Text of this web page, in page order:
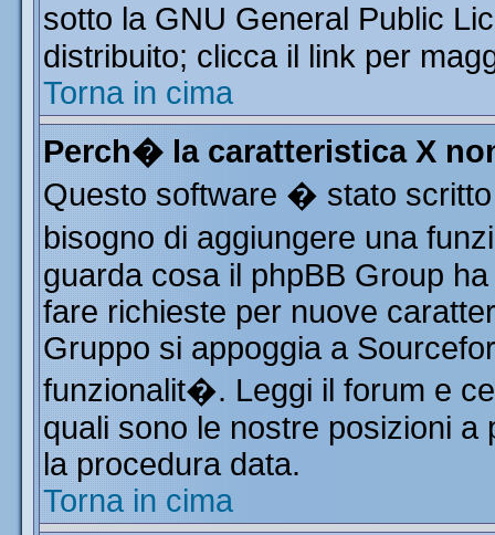
sotto la GNU General Public
distribuito; clicca il link per
Torna in cima
Perch� la caratteristica X
Questo software � stato
bisogno di aggiungere una
guarda cosa il phpBB Group
fare richieste per nuove
Gruppo si appoggia a
funzionalit�. Leggi il forum e
quali sono le nostre posizioni
la procedura data.
Torna in cima